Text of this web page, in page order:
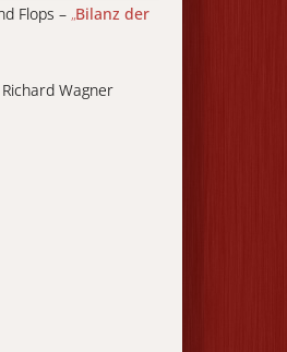
Flops – „Bilanz der
Richard Wagner